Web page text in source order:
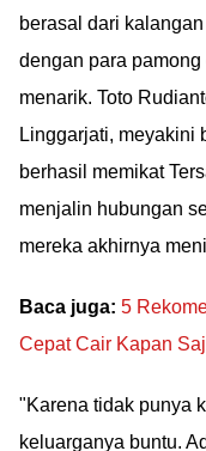
berasal dari
dengan para
menarik. Toto
Linggarjati, meyakini
berhasil memikat
menjalin hubungan
mereka akhirnya
Baca juga: 5
Cepat Cair Kapan
"Karena tidak punya
keluarganya buntu.